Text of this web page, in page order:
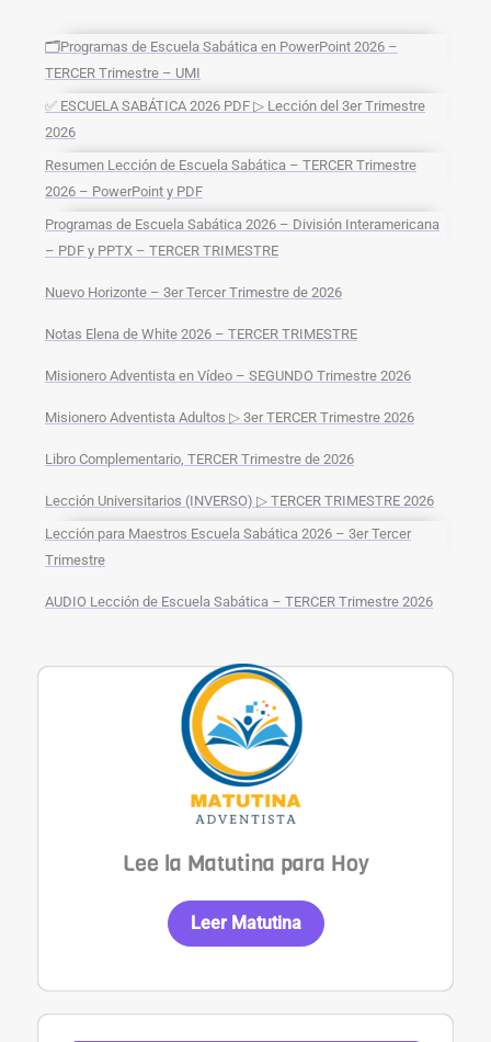
🗂️Programas de Escuela Sabática en PowerPoint 2026 –
TERCER Trimestre – UMI
✅ ESCUELA SABÁTICA 2026 PDF ▷ Lección del 3er Trimestre
2026
Resumen Lección de Escuela Sabática – TERCER Trimestre
2026 – PowerPoint y PDF
Programas de Escuela Sabática 2026 – División Interamericana
– PDF y PPTX – TERCER TRIMESTRE
Nuevo Horizonte – 3er Tercer Trimestre de 2026
Notas Elena de White 2026 – TERCER TRIMESTRE
Misionero Adventista en Vídeo – SEGUNDO Trimestre 2026
Misionero Adventista Adultos ▷ 3er TERCER Trimestre 2026
Libro Complementario, TERCER Trimestre de 2026
Lección Universitarios (INVERSO) ▷ TERCER TRIMESTRE 2026
Lección para Maestros Escuela Sabática 2026 – 3er Tercer
Trimestre
AUDIO Lección de Escuela Sabática – TERCER Trimestre 2026
Lee la Matutina para Hoy
Leer Matutina